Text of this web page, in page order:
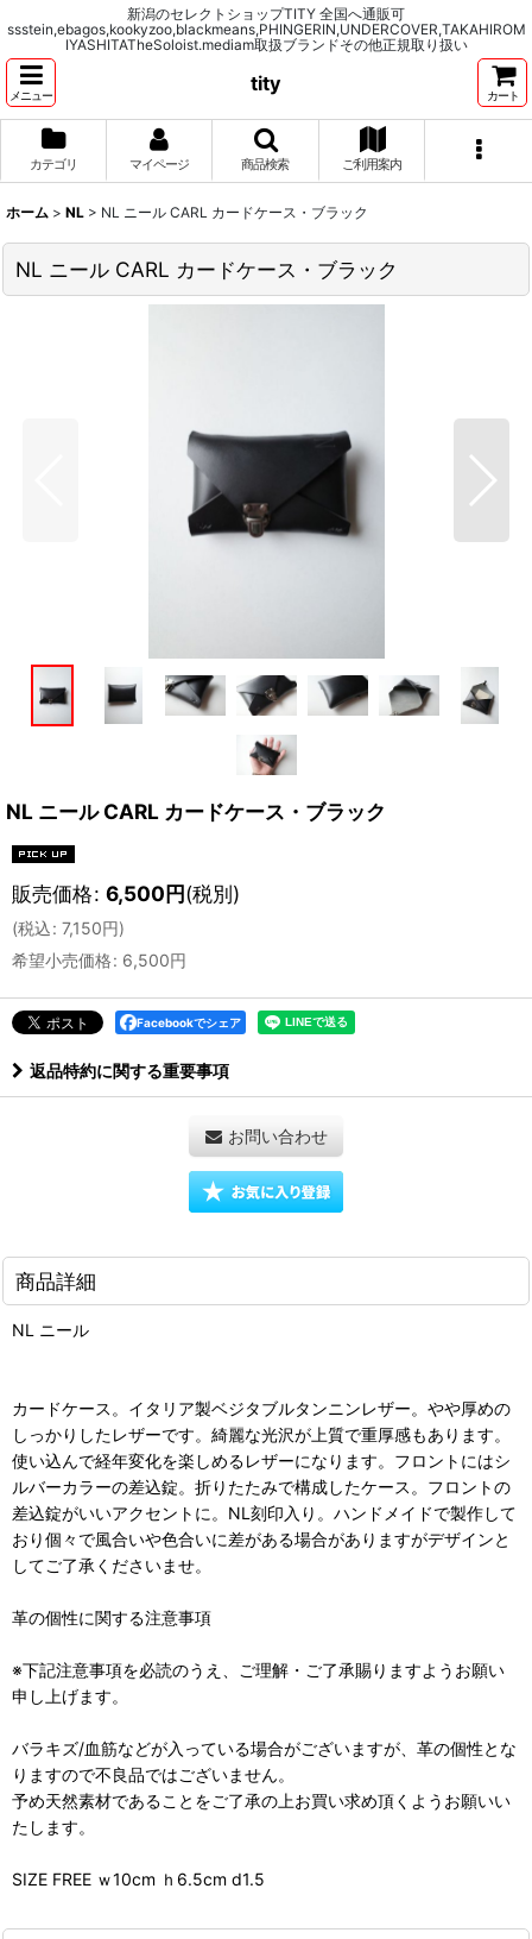
新潟のセレクトショップTITY 全国へ通販可
ssstein,ebagos,kookyzoo,blackmeans,PHINGERIN,UNDERCOVER,TAKAHIROM
IYASHITATheSoloist.mediam取扱ブランドその他正規取り扱い
メニュー
tity
カート
カテゴリ マイページ 商品検索 ご利用案内
ホーム > NL > NL ニール CARL カードケース・ブラック
NL ニール CARL カードケース・ブラック
NL ニール CARL カードケース・ブラック
販売価格: 6,500円(税別)
(税込: 7,150円)
希望小売価格: 6,500円
Facebookでシェア
返品特約に関する重要事項
お問い合わせ
商品詳細
NL ニール
カードケース。イタリア製ベジタブルタンニンレザー。やや厚めの
しっかりしたレザーです。綺麗な光沢が上質で重厚感もあります。
使い込んで経年変化を楽しめるレザーになります。フロントにはシ
ルバーカラーの差込錠。折りたたみで構成したケース。フロントの
差込錠がいいアクセントに。NL刻印入り。ハンドメイドで製作して
おり個々で風合いや色合いに差がある場合がありますがデザインと
してご了承くださいませ。
革の個性に関する注意事項
※下記注意事項を必読のうえ、ご理解・ご了承賜りますようお願い
申し上げます。
バラキズ/血筋などが入っている場合がございますが、革の個性とな
りますので不良品ではございません。
予め天然素材であることをご了承の上お買い求め頂くようお願いい
たします。
SIZE FREE ｗ10cm ｈ6.5cm d1.5